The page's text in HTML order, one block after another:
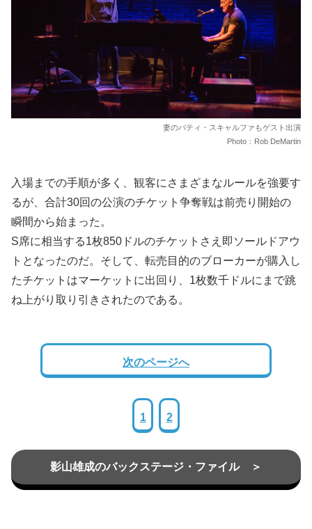
妻のパティ・スキャルファもゲスト出演
Photo：Rob DeMartin
入場までの手順が多く、観客にさまざまなルールを強要す
るが、合計30回の公演のチケット争奪戦は前売り開始の
瞬間から始まった。
S席に相当する1枚850ドルのチケットさえ即ソールドアウ
トとなったのだ。そして、転売目的のブローカーが購入し
たチケットはマーケットに出回り、1枚数千ドルにまで跳
ね上がり取り引きされたのである。
次のページへ
1 2
影山雄成のバックステージ・ファイル ＞